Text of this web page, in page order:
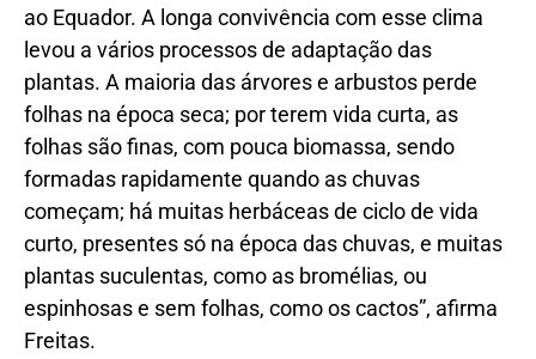
ao Equador. A longa convivência com esse clima
levou a vários processos de adaptação das
plantas. A maioria das árvores e arbustos perde
folhas na época seca; por terem vida curta, as
folhas são finas, com pouca biomassa, sendo
formadas rapidamente quando as chuvas
começam; há muitas herbáceas de ciclo de vida
curto, presentes só na época das chuvas, e muitas
plantas suculentas, como as bromélias, ou
espinhosas e sem folhas, como os cactos”, afirma
Freitas.